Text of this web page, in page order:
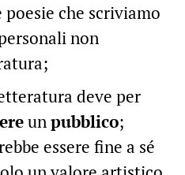
poesie che scriviamo
non
deve per
unpubblico;
essere fine a sé